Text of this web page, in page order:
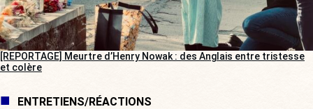
[REPORTAGE] Meurtre d’Henry Nowak : des Anglais entre tristesse
et colère
ENTRETIENS/RÉACTIONS